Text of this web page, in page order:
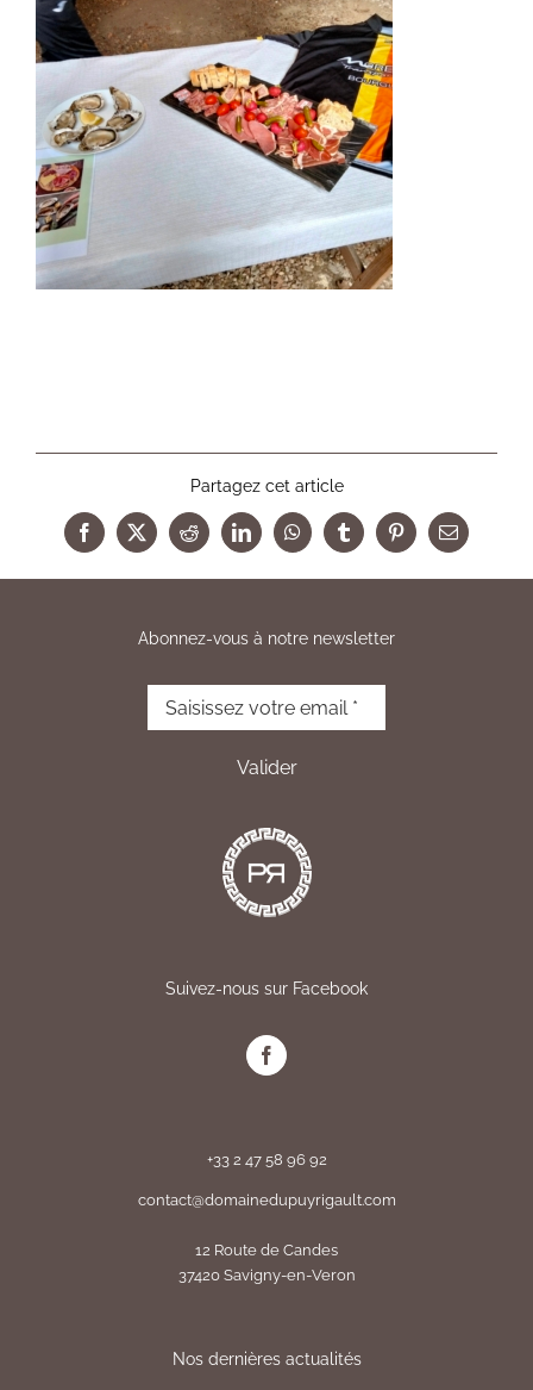
Partagez cet article
Facebook
X RedditLinkedInWhatsAppTumblrPinterestEmail
Abonnez-vous à notre newsletter
Suivez-nous sur Facebook
+33 2 47 58 96 92
contact@domainedupuyrigault.com
12 Route de Candes
37420 Savigny-en-Veron
Nos dernières actualités